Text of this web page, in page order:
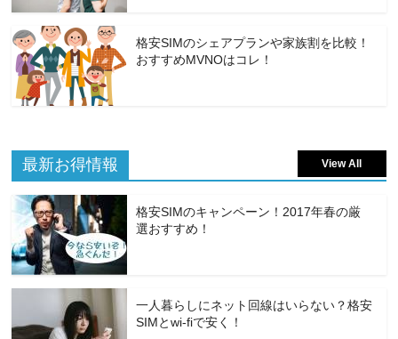
格安SIMのシェアプランや家族割を比較！
おすすめMVNOはコレ！
最新お得情報 View All
格安SIMのキャンペーン！2017年春の厳
選おすすめ！
一人暮らしにネット回線はいらない？格安
SIMとwi-fiで安く！